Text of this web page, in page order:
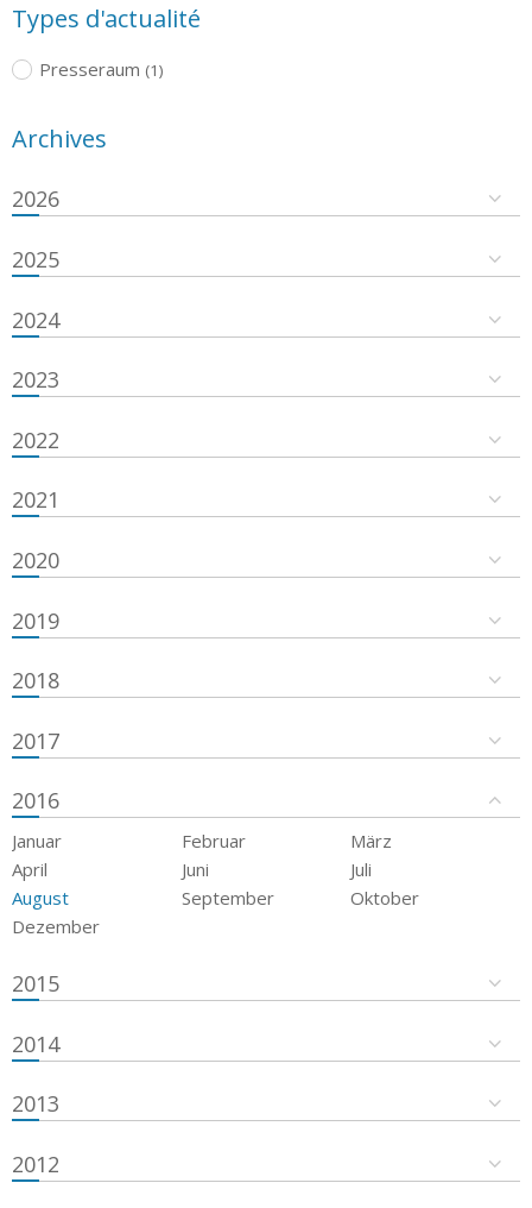
Types d'actualité
Presseraum (1)
Archives
2026
2025
2024
2023
2022
2021
2020
2019
2018
2017
2016
Januar Februar
März
April
Juni
Juli
August
September
Oktober
Dezember
2015
2014
2013
2012